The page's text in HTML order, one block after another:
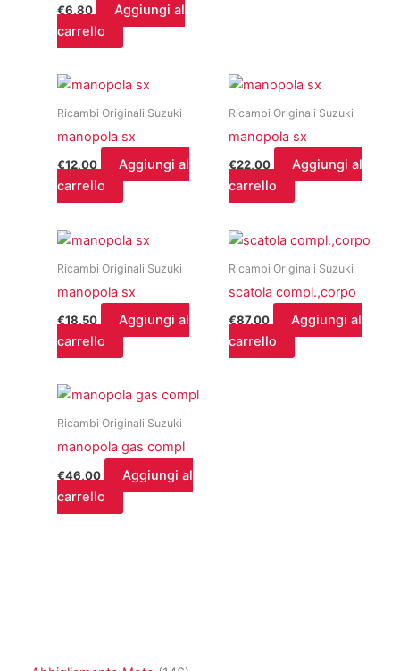
€6,80
Aggiungi al
carrello
Ricambi Originali Suzuki
manopola sx
€12,00
Aggiungi al
carrello
Ricambi Originali Suzuki
manopola sx
€22,00
Aggiungi al
carrello
Ricambi Originali Suzuki
manopola sx
€18,50
Aggiungi al
carrello
Ricambi Originali Suzuki
scatola compl.,corpo
€87,00
Aggiungi al
carrello
Ricambi Originali Suzuki
manopola gas compl
€46,00
Aggiungi al
carrello